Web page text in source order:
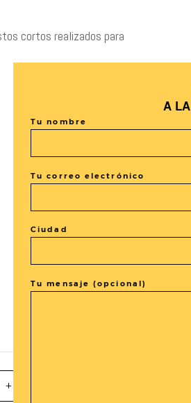
cortos realizados para
+ exportación iCal / Outlook
A LA
Tu nombre
Tu correo electrónico
Ciudad
Tu mensaje (opcional)